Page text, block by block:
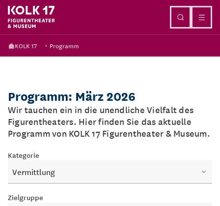
KOLK 17 Programm
Programm: März 2026
Wir tauchen ein in die unendliche Vielfalt des
Figurentheaters. Hier finden Sie das aktuelle
Programm von KOLK 17 Figurentheater & Museum.
Kategorie
Vermittlung
Zielgruppe